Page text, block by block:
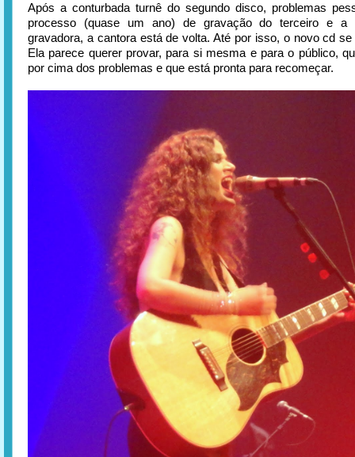
Após a conturbada turnê do segundo disco, problemas
processo (quase um ano) de gravação do terceiro e a
gravadora, a cantora está de volta. Até por isso, o novo cd
Ela parece querer provar, para si mesma e para o público,
por cima dos problemas e que está pronta para recomeçar.